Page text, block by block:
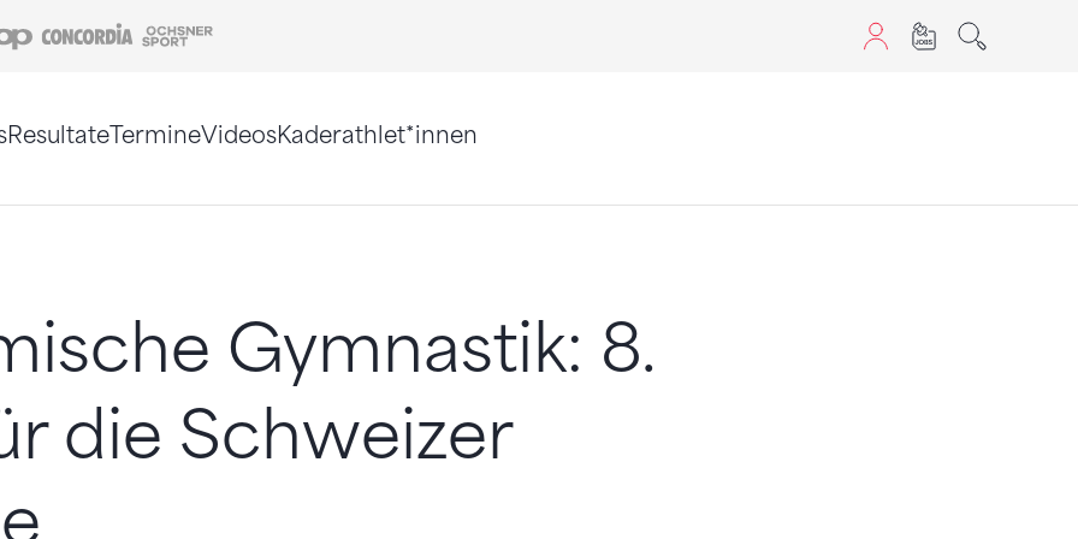
Coop Concordia
ResultateTermineVideosKaderathlet*innen
Gymnastik: 8.
die Schweizer